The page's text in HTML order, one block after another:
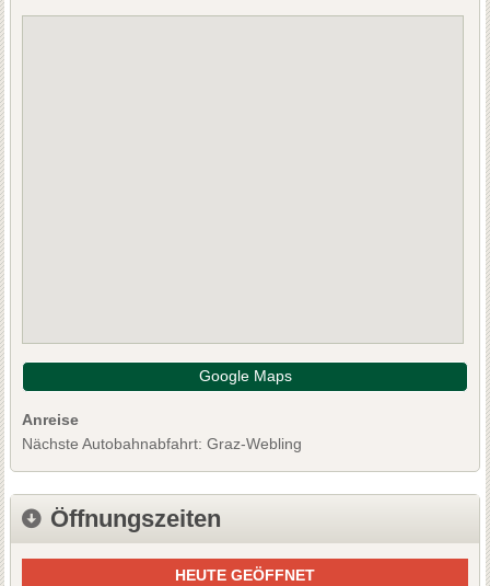
Google Maps
Anreise
Nächste Autobahnabfahrt: Graz-Webling
Öffnungszeiten
HEUTE GEÖFFNET